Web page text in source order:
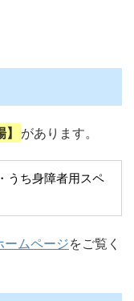
があります。
うち身障者用スペ
ームページをご覧く